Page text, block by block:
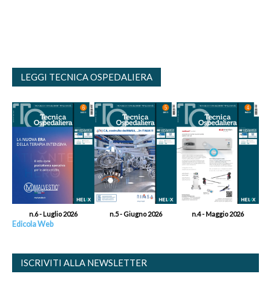
LEGGI TECNICA OSPEDALIERA
n.6 - Luglio 2026 n.5 - Giugno 2026 n.4 - Maggio 2026
Edicola Web
ISCRIVITI ALLA NEWSLETTER